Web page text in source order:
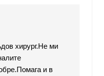
хирург.Не ми
и в